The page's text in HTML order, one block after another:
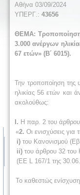
Αθήνα 03/09/2024
ΥΠΕΡΓ .: 43656
ΘΕΜΑ: Τροποποίηση
3.000 ανέργων
67 ετών» (Β΄ 6015).
Την τροποποίηση της
ηλικίας 56 ετών και
ακολούθως:
Ι. Η παρ. 2 του άρθρου
«2. Οι ενισχύσεις
i) του Κανονισμού (Εβ
ii) του άρθρου 32 του
(EE L 167/1 της
Το καθεστώς